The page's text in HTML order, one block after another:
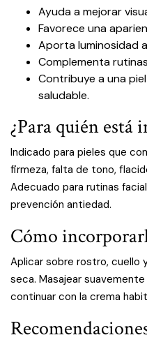
Ayuda a mejorar
Favorece una
Aporta luminosidad
Complementa
Contribuye a una
saludable.
¿Para quién está
Indicado para pieles que
firmeza, falta de tono,
Adecuado para rutinas
prevención antiedad.
Cómo
Aplicar sobre rostro, cuello
seca. Masajear
continuar con la crema